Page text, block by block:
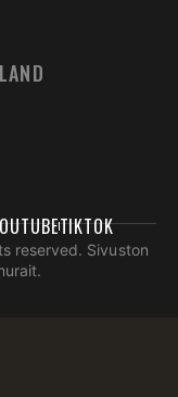
reserved. Sivuston
TIKTOK